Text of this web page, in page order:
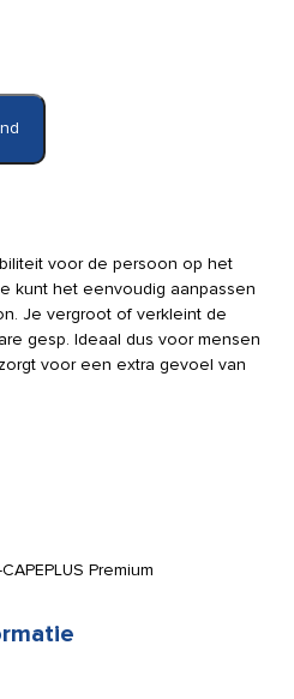
voor de persoon op het
kunt het eenvoudig aanpassen
Je vergroot of verkleint de
gesp. Ideaal dus voor mensen
voor een extra gevoel van
Premium